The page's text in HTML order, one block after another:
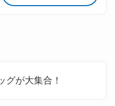
グが大集合！